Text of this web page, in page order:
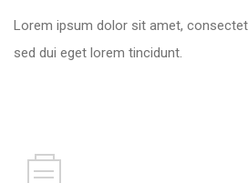
Lorem ipsum dolor sit amet,
sed dui eget lorem tincidunt.